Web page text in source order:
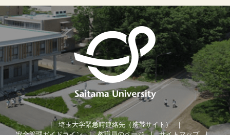
埼玉大学緊急時連絡先（携帯サイト）